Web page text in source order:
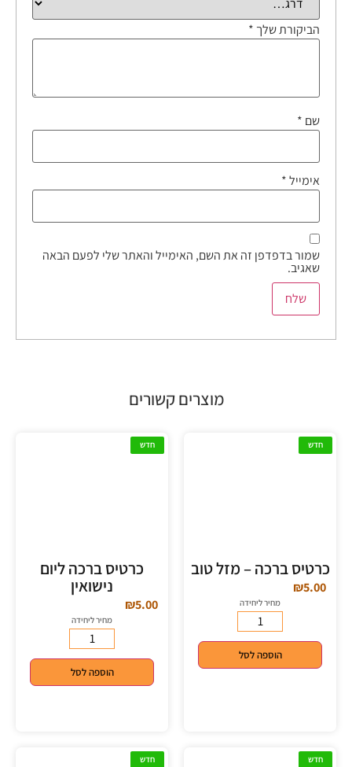
הביקורת שלך *
שם *
אימייל*
שמור בדפדפן זה את השם, האימייל והאתר שלי לפעם הבאה
שאגיב.
מוצרים קשורים
חדש
כרטיס ברכה – מזל טוב
₪5.00
מחיר ליחידה
הוספה לסל
חדש
כרטיס ברכה ליום
נישואין
₪5.00
מחיר ליחידה
הוספה לסל
חדש חדש